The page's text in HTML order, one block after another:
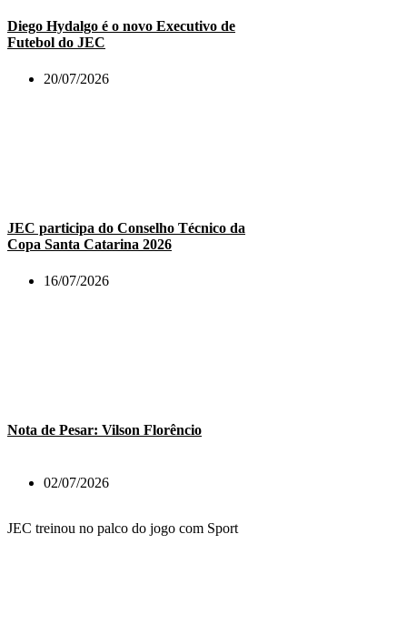
Diego Hydalgo é o novo Executivo de
Futebol do JEC
20/07/2026
JEC participa do Conselho Técnico da
Copa Santa Catarina 2026
16/07/2026
Nota de Pesar: Vilson Florêncio
02/07/2026
JEC treinou no palco do jogo com Sport